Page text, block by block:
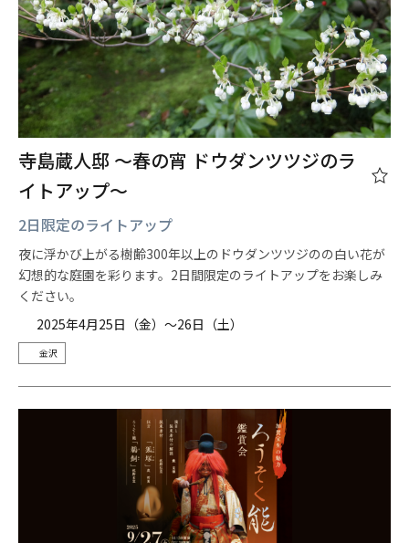
寺島蔵人邸 ～春の宵 ドウダンツツジのラ
イトアップ～
2日限定のライトアップ
夜に浮かび上がる樹齢300年以上のドウダンツツジのの白い花が
幻想的な庭園を彩ります。2日間限定のライトアップをお楽しみ
ください。
2025年4月25日（金）～26日（土）
金沢